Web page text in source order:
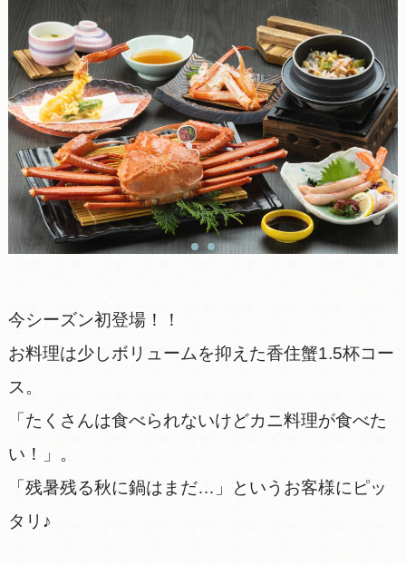
今シーズン初登場！！
お料理は少しボリュームを抑えた香住蟹1.5杯コー
ス。
「たくさんは食べられないけどカニ料理が食べた
い！」。
「残暑残る秋に鍋はまだ…」というお客様にピッ
タリ♪